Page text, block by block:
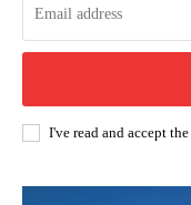
I've read and accept the